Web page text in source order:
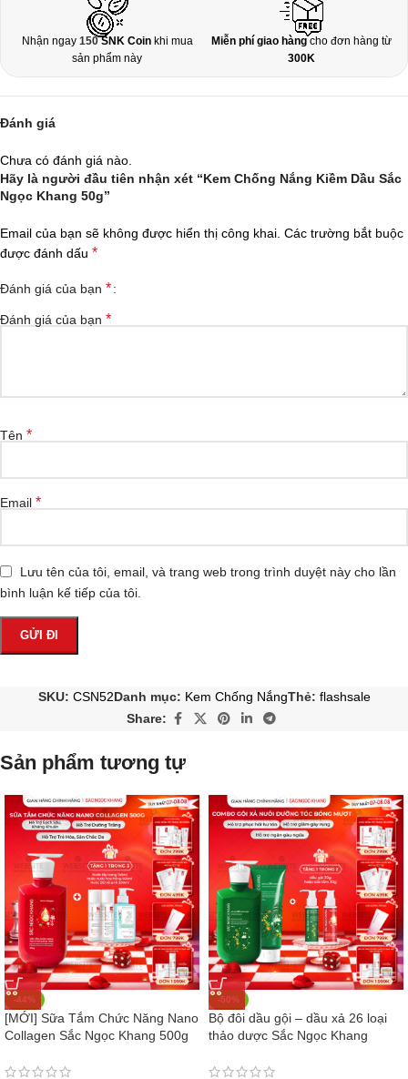
Nhận ngay 150SNK Coinkhi mua
sản phẩm này
Miễn phí giao hàngcho đơn hàng từ
300K
Đánh giá
Chưa có đánh giá nào.
Hãy là người đầu tiên nhận xét “Kem Chống Nắng Kiềm Dầu Sắc
Ngọc Khang 50g”
Email của bạn sẽ không được hiển thị công khai. Các trường bắt buộc
được đánh dấu *
Đánh giá của bạn *
Đánh giá của bạn *
Tên *
Email *
Lưu tên của tôi, email, và trang web trong trình duyệt này cho lần
bình luận kế tiếp của tôi.
SKU: CSN52Danh mục: Kem Chống NắngThẻ: flashsale
Share:
Sản phẩm tương tự
-44%
[MỚI] Sữa Tắm Chức Năng Nano
Collagen Sắc Ngọc Khang 500g
-50%
Bộ đôi dầu gội – dầu xả 26 loại
thảo dược Sắc Ngọc Khang